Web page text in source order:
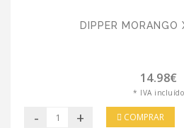
DIPPER MORANGO
14.98€
* IVA incluído
- + COMPRAR